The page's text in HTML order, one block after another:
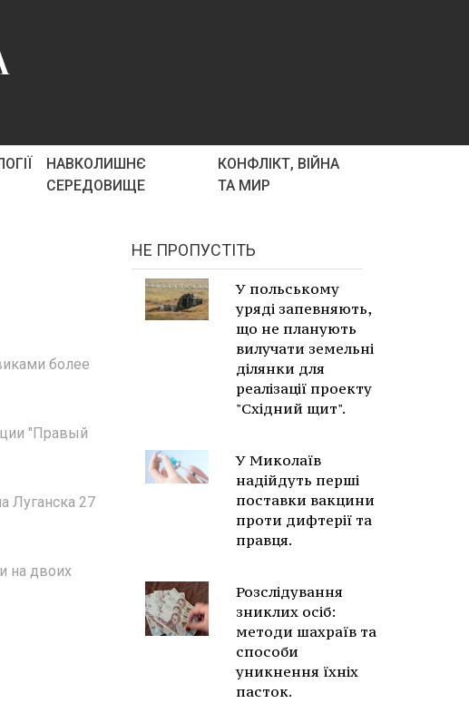
НАВКОЛИШНЄ
СЕРЕДОВИЩЕ
КОНФЛІКТ, ВІЙНА
ТА МИР
более
"Правый
Луганска 27
на двоих
НЕ ПРОПУСТІТЬ
У польському
уряді запевняють,
що не планують
вилучати земельні
ділянки для
реалізації проекту
"Східний щит".
У Миколаїв
надійдуть перші
поставки вакцини
проти дифтерії та
правця.
Розслідування
зниклих осіб:
методи шахраїв та
способи
уникнення їхніх
пасток.